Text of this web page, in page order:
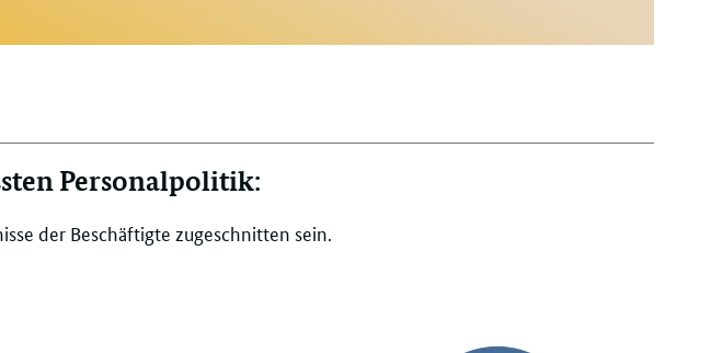
Personalpolitik:
der Beschäftigte zugeschnitten sein.